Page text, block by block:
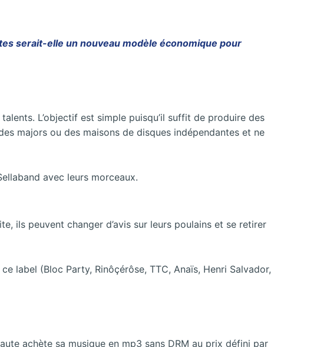
serait-elle un nouveau modèle économique pour
L’objectif est simple puisqu’il suffit de produire des
majors ou des maisons de disques indépendantes et ne
avec leurs morceaux.
ils peuvent changer d’avis sur leurs poulains et se retirer
label (Bloc Party, Rinôçérôse, TTC, Anaïs, Henri Salvador,
achète sa musique en mp3 sans DRM au prix défini par